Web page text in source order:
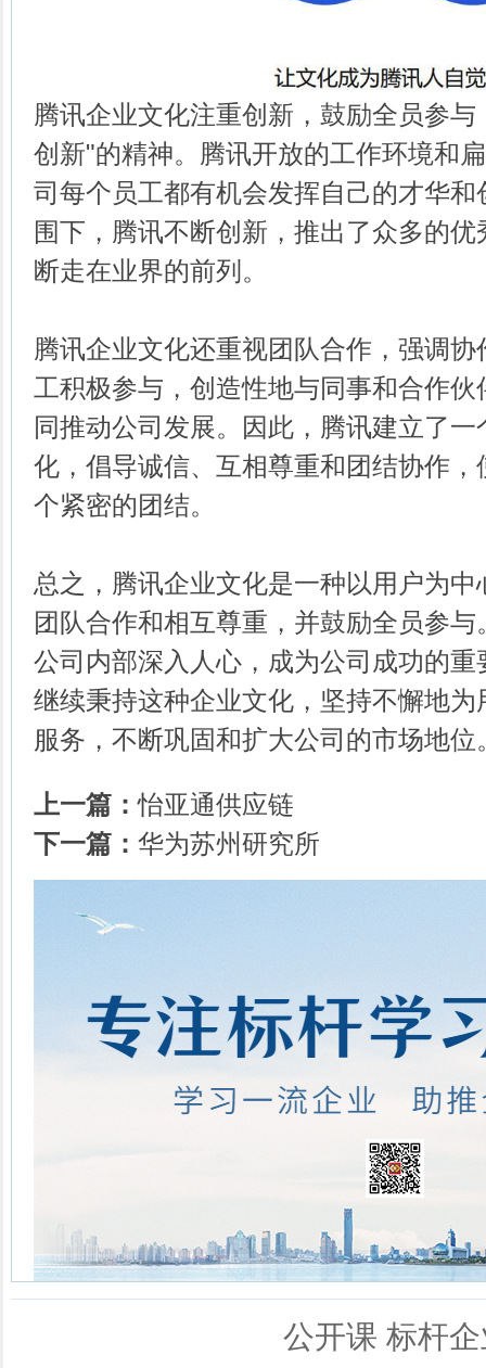
腾讯企业文化注重创新，鼓励全员参
创新"的精神。腾讯开放的工作环境和
司每个员工都有机会发挥自己的才华
围下，腾讯不断创新，推出了众多的
断走在业界的前列。
腾讯企业文化还重视团队合作，强调
工积极参与，创造性地与同事和合作
同推动公司发展。因此，腾讯建立了
化，倡导诚信、互相尊重和团结协作
个紧密的团结。
总之，腾讯企业文化是一种以用户为
团队合作和相互尊重，并鼓励全员参
公司内部深入人心，成为公司成功的
继续秉持这种企业文化，坚持不懈地
服务，不断巩固和扩大公司的市场地位
上一篇：怡亚通供应链
下一篇： 华为苏州研究所
公开课 标杆